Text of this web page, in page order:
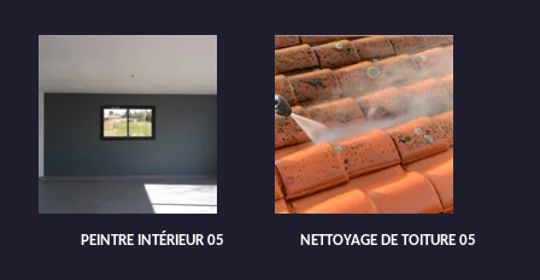
PEINTRE INTÉRIEUR 05 NETTOYAGE DE TOITURE 05